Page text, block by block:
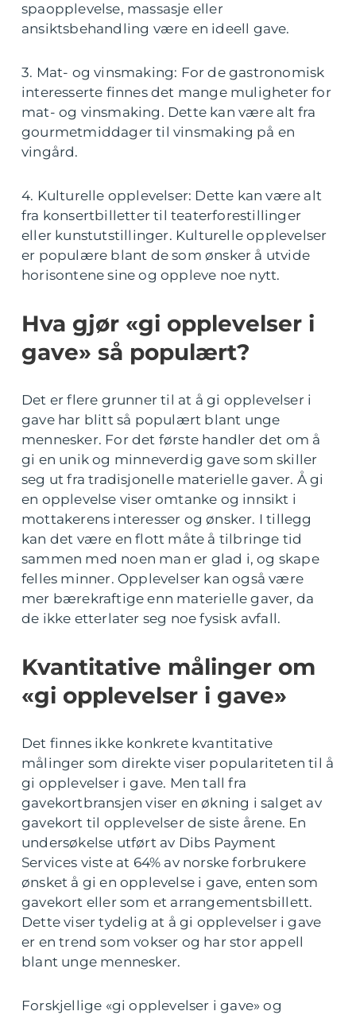
spaopplevelse, massasje eller
ansiktsbehandling være en ideell gave.
3. Mat- og vinsmaking: For de gastronomisk
interesserte finnes det mange muligheter for
mat- og vinsmaking. Dette kan være alt fra
gourmetmiddager til vinsmaking på en
vingård.
4. Kulturelle opplevelser: Dette kan være alt
fra konsertbilletter til teaterforestillinger
eller kunstutstillinger. Kulturelle opplevelser
er populære blant de som ønsker å utvide
horisontene sine og oppleve noe nytt.
Hva gjør «gi opplevelser i
gave» så populært?
Det er flere grunner til at å gi opplevelser i
gave har blitt så populært blant unge
mennesker. For det første handler det om å
gi en unik og minneverdig gave som skiller
seg ut fra tradisjonelle materielle gaver. Å gi
en opplevelse viser omtanke og innsikt i
mottakerens interesser og ønsker. I tillegg
kan det være en flott måte å tilbringe tid
sammen med noen man er glad i, og skape
felles minner. Opplevelser kan også være
mer bærekraftige enn materielle gaver, da
de ikke etterlater seg noe fysisk avfall.
Kvantitative målinger om
«gi opplevelser i gave»
Det finnes ikke konkrete kvantitative
målinger som direkte viser populariteten til å
gi opplevelser i gave. Men tall fra
gavekortbransjen viser en økning i salget av
gavekort til opplevelser de siste årene. En
undersøkelse utført av Dibs Payment
Services viste at 64% av norske forbrukere
ønsket å gi en opplevelse i gave, enten som
gavekort eller som et arrangementsbillett.
Dette viser tydelig at å gi opplevelser i gave
er en trend som vokser og har stor appell
blant unge mennesker.
Forskjellige «gi opplevelser i gave» og